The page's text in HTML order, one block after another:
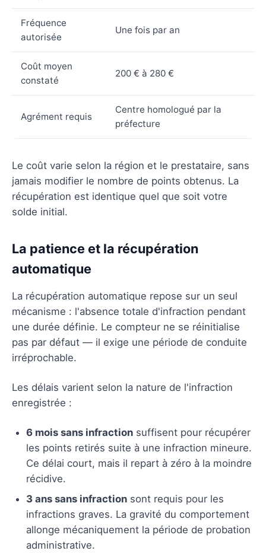
Fréquence
autorisée
Une fois par an
Coût moyen
constaté
200 € à 280 €
Agrément requis
Centre homologué par la
préfecture
Le coût varie selon la région et le prestataire, sans
jamais modifier le nombre de points obtenus. La
récupération est identique quel que soit votre
solde initial.
La patience et la récupération
automatique
La récupération automatique repose sur un seul
mécanisme : l'absence totale d'infraction pendant
une durée définie. Le compteur ne se réinitialise
pas par défaut — il exige une période de conduite
irréprochable.
Les délais varient selon la nature de l'infraction
enregistrée :
6 mois sans infraction suffisent pour récupérer
les points retirés suite à une infraction mineure.
Ce délai court, mais il repart à zéro à la moindre
récidive.
3 ans sans infraction sont requis pour les
infractions graves. La gravité du comportement
allonge mécaniquement la période de probation
administrative.